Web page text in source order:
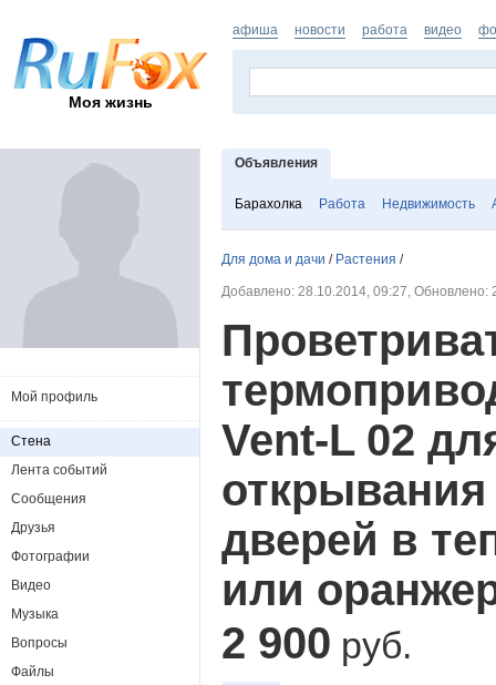
Моя жизнь
афиша новости работа видео
Объявления
Барахолка Работа Недвижимость
Для дома и дачи / Растения /
Добавлено: 28.10.2014, 09:27, Обновлено:
Vent-L 02
дверей в
или
2 900 руб.
Мой профиль
Стена
Лента событий
Сообщения
Друзья
Фотографии
Видео
Музыка
Вопросы
Файлы